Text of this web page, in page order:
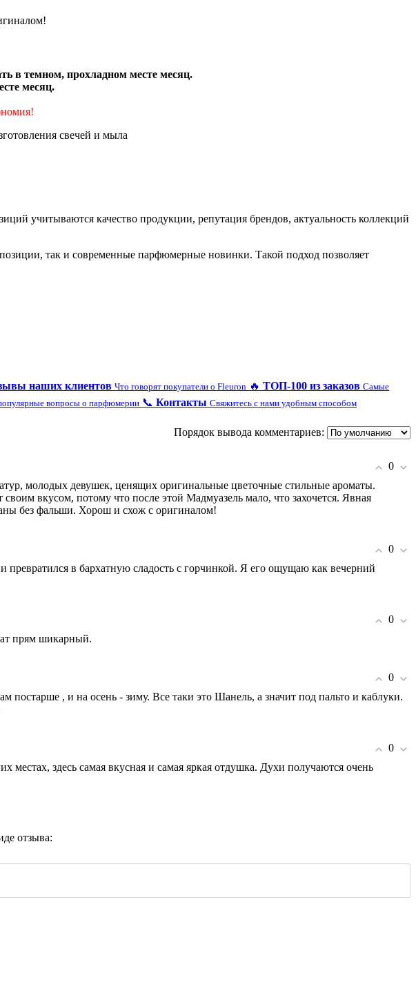
в темном, прохладном месте месяц.
месяц.
свечей и мыла
учитываются качество продукции, репутация брендов, актуальность коллекций
так и современные парфюмерные новинки. Такой подход позволяет
наших клиентов Что говорят покупатели о Fleuron 🔥 ТОП-100 из заказов Самые
вопросы о парфюмерии 📞 Контакты Свяжитесь с нами удобным способом
Порядок вывода комментариев:
0
молодых девушек, ценящих оригинальные цветочные стильные ароматы.
вкусом, потому что после этой Мадмуазель мало, что захочется. Явная
без фальши. Хорош и схож с оригиналом!
0
превратился в бархатную сладость с горчинкой. Я его ощущаю как вечерний
0
прям шикарный.
0
, и на осень - зиму. Все таки это Шанель, а значит под пальто и каблуки.
0
здесь самая вкусная и самая яркая отдушка. Духи получаются очень
отзыва: